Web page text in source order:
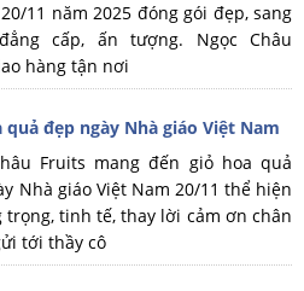
11 năm 2025 đóng gói đẹp, sang
cấp, ấn tượng. Ngọc Châu
hàng tận nơi
quả đẹp ngày Nhà giáo Việt Nam
Fruits mang đến giỏ hoa quả
Nhà giáo Việt Nam 20/11 thể hiện
trọng, tinh tế, thay lời cảm ơn chân
tới thầy cô